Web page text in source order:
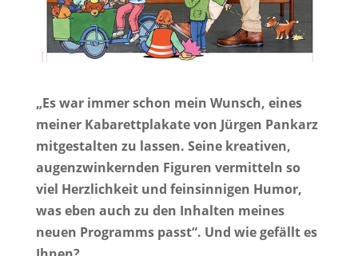
„Es war immer schon mein Wunsch, eines
meiner Kabarettplakate von Jürgen Pankarz
mitgestalten zu lassen. Seine kreativen,
augenzwinkernden Figuren vermitteln so
viel Herzlichkeit und feinsinnigen Humor,
was eben auch zu den Inhalten meines
neuen Programms passt“. Und wie gefällt es